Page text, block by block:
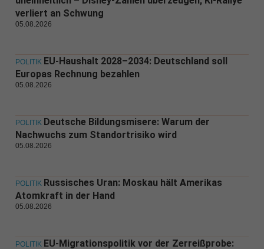
verliert an Schwung
05.08.2026
POLITIK EU-Haushalt 2028–2034: Deutschland soll
Europas Rechnung bezahlen
05.08.2026
POLITIK Deutsche Bildungsmisere: Warum der
Nachwuchs zum Standortrisiko wird
05.08.2026
POLITIK Russisches Uran: Moskau hält Amerikas
Atomkraft in der Hand
05.08.2026
POLITIK EU-Migrationspolitik vor der Zerreißprobe: